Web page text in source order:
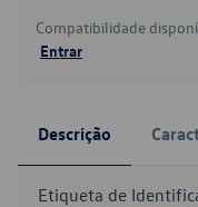
Compatibilidade
Entrar
Descrição
Etiqueta de